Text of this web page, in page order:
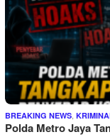
BREAKING NEWS
Polda Metro Jaya